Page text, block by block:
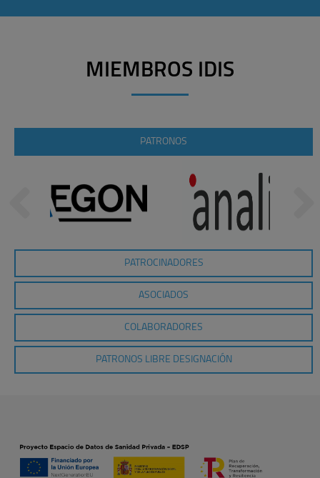
MIEMBROS IDIS
PATRONOS
PATROCINADORES
ASOCIADOS
COLABORADORES
PATRONOS LIBRE DESIGNACIÓN